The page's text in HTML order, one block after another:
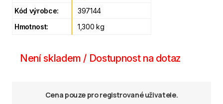
Kód výrobce:
397144
Hmotnost:
1,300 kg
Není skladem / Dostupnost na dotaz
Cena pouze pro registrované uživatele.